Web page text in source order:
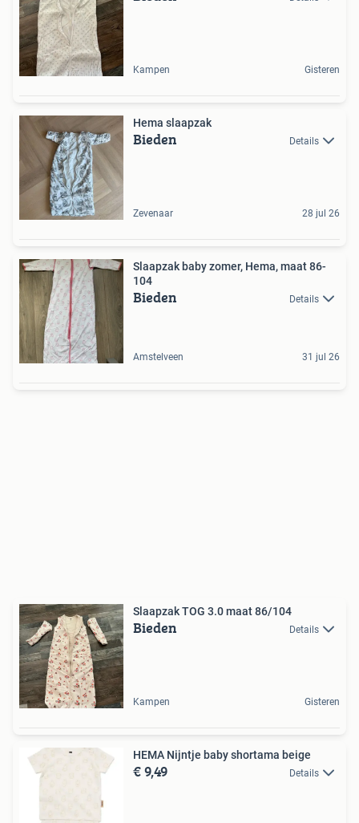
Kampen Gisteren
Hema slaapzak
Bieden Details
Zevenaar 28 jul 26
Slaapzak baby zomer, Hema, maat 86-
104
Bieden Details
Amstelveen 31 jul 26
Slaapzak TOG 3.0 maat 86/104
Bieden Details
Kampen Gisteren
HEMA Nijntje baby shortama beige
€ 9,49 Details